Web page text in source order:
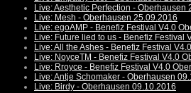
Live: Aesthetic Perfection - Oberhausen
Live: Mesh - Oberhausen 25.09.2016
Live: egoAMP - Benefiz Festival V4.0
Live: Future lied to us - Benefiz Festival
Live: All the Ashes - Benefiz Festival
Live: NoyceTM - Benefiz Festival V4.0
Live: Rroyce - Benefiz Festival V4.0
Live: Antje Schomaker - Oberhausen
Live: Birdy - Oberhausen 09.10.2016